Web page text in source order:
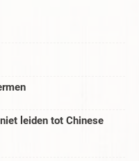
leiden tot Chinese